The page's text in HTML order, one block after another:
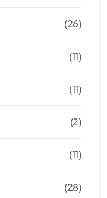
(26)
(11)
(11)
(2)
(11)
(28)